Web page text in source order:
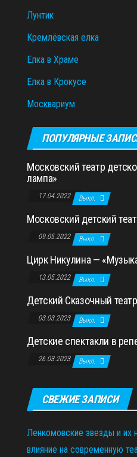
Лунтик
Кремлёвская елка
Елка в Храме
Елка в Крокусе
Москвариум
ПОПУЛЯРНЫЕ
Московский театр
лампа»
17.04.2022 Выкл.
Московский детский
09.05.2022 Выкл.
Цирк Никулина —
13.05.2022 Выкл.
Детский Сказочный
03.03.2023 Выкл.
Детские спектакли в
26.03.2023 Выкл.
СВЕЖИЕ ЗАПИСИ
Ленкомовские звезды и их
влияние на современную